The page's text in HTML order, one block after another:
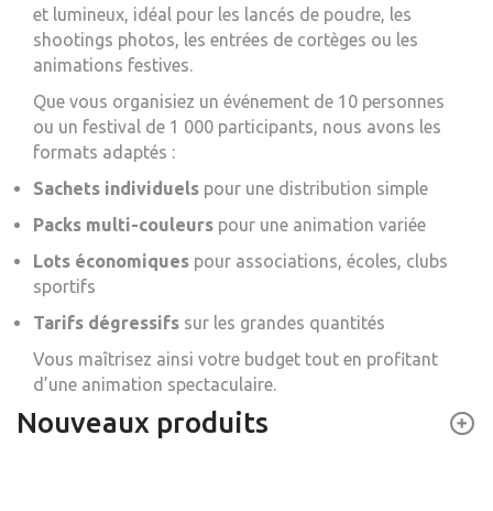
et lumineux, idéal pour les lancés de poudre, les
shootings photos, les entrées de cortèges ou les
animations festives.
Que vous organisiez un événement de 10 personnes
ou un festival de 1 000 participants, nous avons les
formats adaptés :
Sachets individuels pour une distribution simple
Packs multi-couleurs pour une animation variée
Lots économiques pour associations, écoles, clubs
sportifs
Tarifs dégressifs sur les grandes quantités
Vous maîtrisez ainsi votre budget tout en profitant
d’une animation spectaculaire.
Nouveaux produits